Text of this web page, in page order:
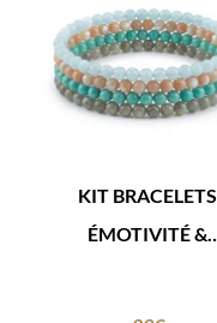
KIT BRACELETS
ÉMOTIVITÉ &